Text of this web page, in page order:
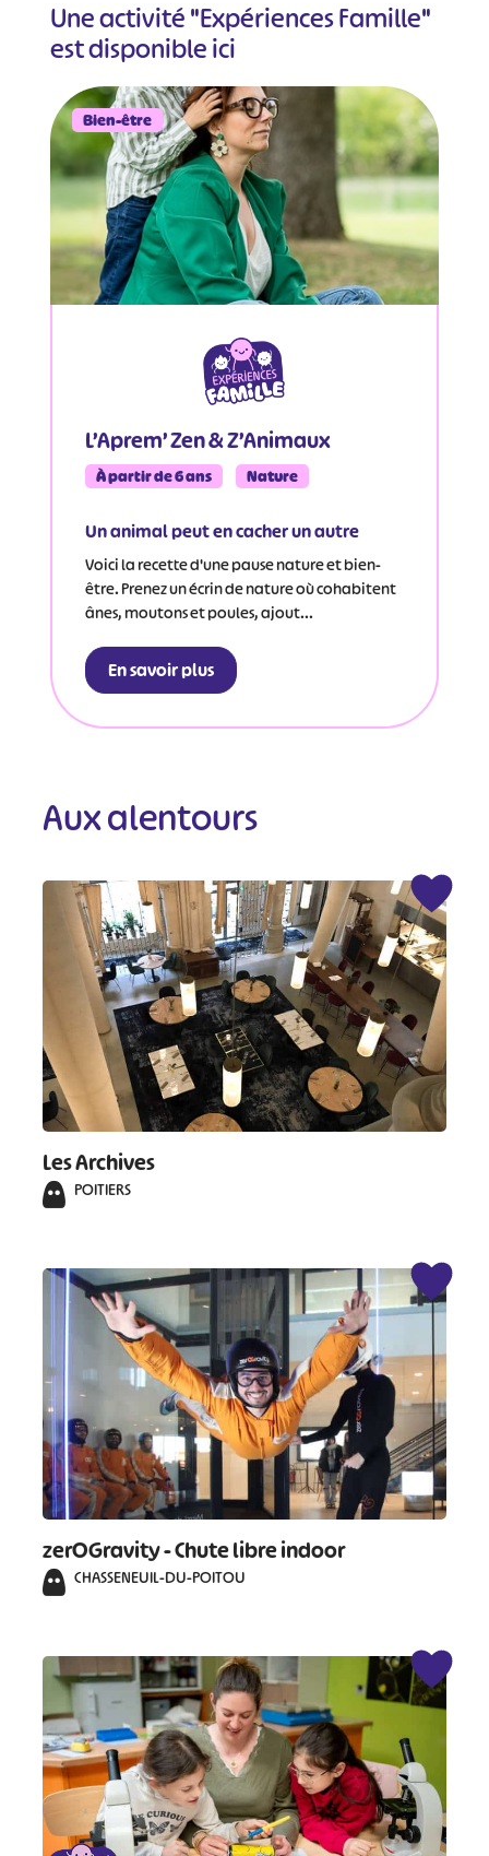
Une activité "Expériences Famille"
est disponible ici
Bien-être
L’Aprem’ Zen & Z’Animaux
À partir de 6 ans Nature
Un animal peut en cacher un autre
Voici la recette d'une pause nature et bien-
être. Prenez un écrin de nature où cohabitent
ânes, moutons et poules, ajout...
En savoir plus
Aux alentours
Les Archives
POITIERS
zerOGravity - Chute libre indoor
CHASSENEUIL-DU-POITOU
# #
#